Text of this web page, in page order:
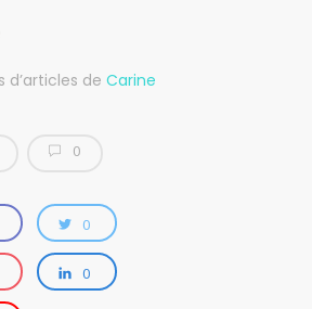
d’articles de Carine
0
0
0